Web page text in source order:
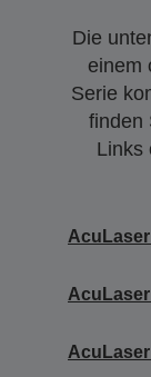
Die
einem
Serie
finden
Links
AcuLaser
AcuLaser